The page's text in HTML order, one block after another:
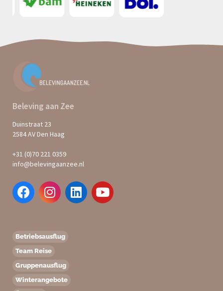
Beleving aan Zee
Duinstraat 23
2584 AV Den Haag
+31 (0)70 221 0359
info@belevingaanzee.nl
Betriebsausflug
Team Reise
Gruppenausflug
Winterangebote